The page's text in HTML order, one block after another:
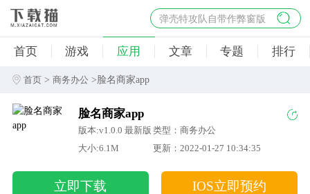
弹壳特攻队自带作弊窗版
杀手47行动
地狱幸存者破解版
首页 游戏 应用 文章 专题 排行
首页 >商务办公 >脸名商家app
脸名商家app
版本:v1.0.0 最新版 类型：商务办公
大小:6.1M
更新：2022-01-27 10:34:35
立即下载 IOS立即预约